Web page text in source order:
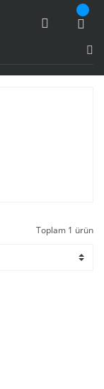
Toplam 1 ürün